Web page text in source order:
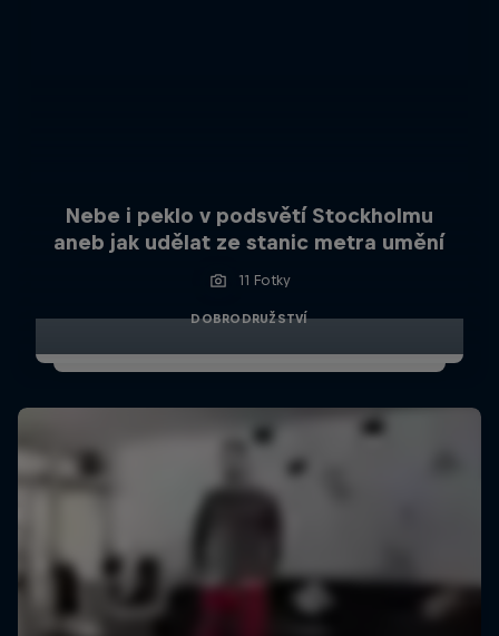
Nebe i peklo v podsvětí Stockholmu
aneb jak udělat ze stanic metra umění
11 Fotky
DOBRODRUŽSTVÍ